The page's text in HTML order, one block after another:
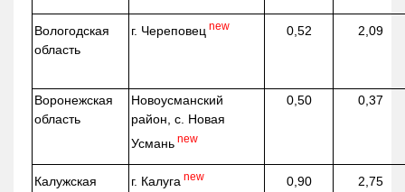
Вологодская
область
г. Череповец new 0,52 2,09
Воронежская
область
Новоусманский
район, с. Новая
Усмань new
0,50 0,37
Калужская
г. Калуга new 0,90 2,75